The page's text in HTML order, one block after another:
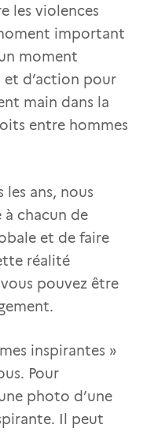
les violences
important
moment
et d’action pour
main dans la
entre hommes
ans, nous
chacun de
et de faire
réalité
pouvez être
inspirantes »
Pour
photo d’une
Il peut